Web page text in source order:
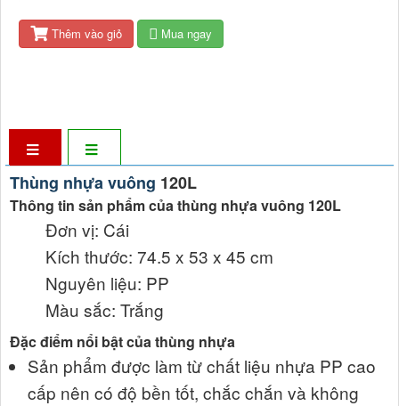
Thêm vào giỏ Mua ngay
Thùng nhựa vuông 120L
Thông tin sản phẩm của thùng nhựa vuông 120L
Đơn vị: Cái
Kích thước: 74.5 x 53 x 45 cm
Nguyên liệu: PP
Màu sắc: Trắng
Đặc điểm nổi bật của thùng nhựa
Sản phẩm được làm từ chất liệu nhựa PP cao
cấp nên có độ bền tốt, chắc chắn và không